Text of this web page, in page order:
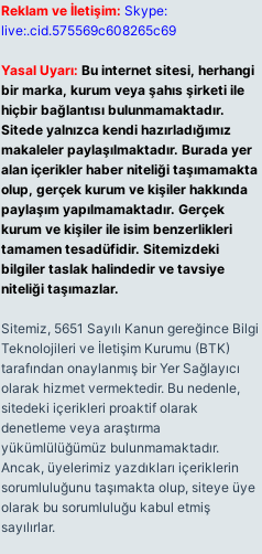
Reklam ve İletişim: Skype:
live:.cid.575569c608265c69
Yasal Uyarı: Bu internet sitesi, herhangi
bir marka, kurum veya şahıs şirketi ile
hiçbir bağlantısı bulunmamaktadır.
Sitede yalnızca kendi hazırladığımız
makaleler paylaşılmaktadır. Burada yer
alan içerikler haber niteliği taşımamakta
olup, gerçek kurum ve kişiler hakkında
paylaşım yapılmamaktadır. Gerçek
kurum ve kişiler ile isim benzerlikleri
tamamen tesadüfidir. Sitemizdeki
bilgiler taslak halindedir ve tavsiye
niteliği taşımazlar.
Sitemiz, 5651 Sayılı Kanun gereğince Bilgi
Teknolojileri ve İletişim Kurumu (BTK)
tarafından onaylanmış bir Yer Sağlayıcı
olarak hizmet vermektedir. Bu nedenle,
sitedeki içerikleri proaktif olarak
denetleme veya araştırma
yükümlülüğümüz bulunmamaktadır.
Ancak, üyelerimiz yazdıkları içeriklerin
sorumluluğunu taşımakta olup, siteye üye
olarak bu sorumluluğu kabul etmiş
sayılırlar.